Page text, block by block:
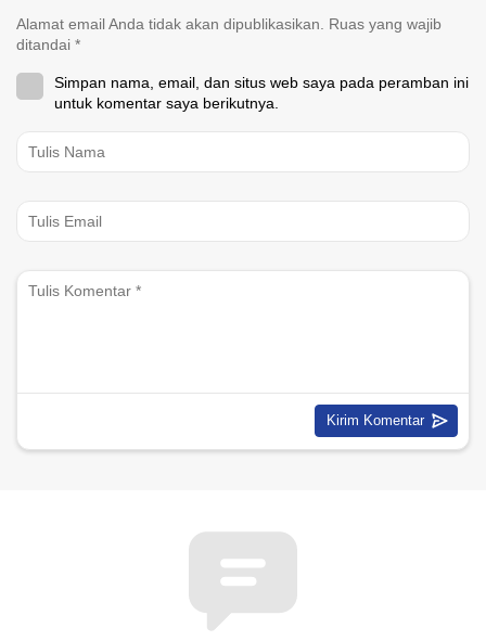
Alamat email Anda tidak akan dipublikasikan. Ruas yang wajib
ditandai *
Simpan nama, email, dan situs web saya pada peramban ini
untuk komentar saya berikutnya.